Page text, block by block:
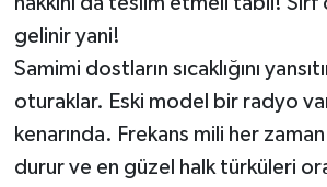
gelinir yani!
Samimi dostların sıcaklığını
oturaklar. Eski model bir radyo
kenarında. Frekans mili her
durur ve en güzel halk türküleri